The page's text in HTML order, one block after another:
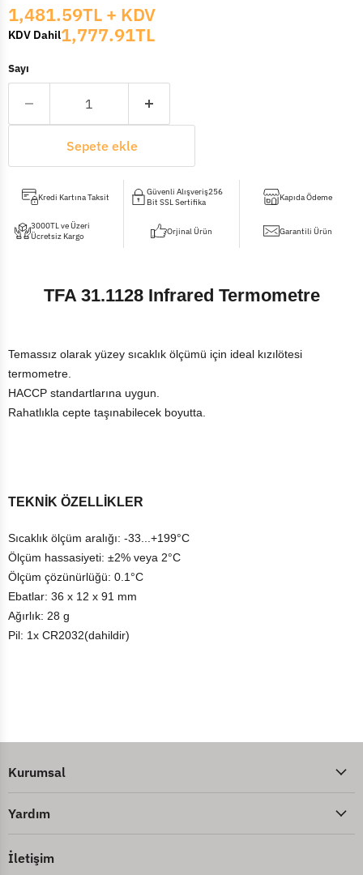
Mevcut fiyat
1,481.59TL + KDV
KDV Dahil1,777.91TL
Sayı
Sepete ekle
Kredi Kartına Taksit
Güvenli Alışveriş256
Bit SSL Sertifika
Kapıda Ödeme
3000TL ve Üzeri
Ücretsiz Kargo
Orjinal Ürün Garantili Ürün
TFA 31.1128 Infrared Termometre
Temassız olarak yüzey sıcaklık ölçümü için ideal kızılötesi
termometre.
HACCP standartlarına uygun.
Rahatlıkla cepte taşınabilecek boyutta.
TEKNİK ÖZELLİKLER
Sıcaklık ölçüm aralığı: -33...+199°C
Ölçüm hassasiyeti: ±2% veya 2°C
Ölçüm çözünürlüğü: 0.1°C
Ebatlar: 36 x 12 x 91 mm
Ağırlık: 28 g
Pil: 1x CR2032(dahildir)
Kurumsal
Yardım
İletişim